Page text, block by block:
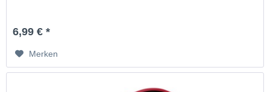
6,99 € *
Merken